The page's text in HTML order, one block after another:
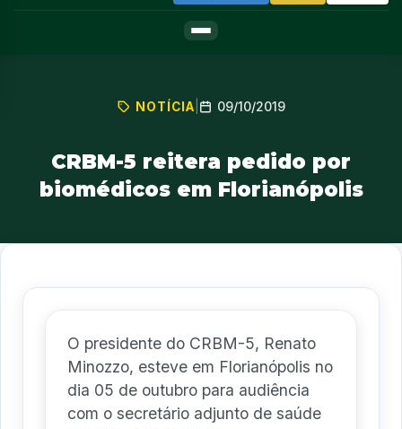
NOTÍCIA 09/10/2019
CRBM-5 reitera pedido por
biomédicos em Florianópolis
O presidente do CRBM-5, Renato
Minozzo, esteve em Florianópolis no
dia 05 de outubro para audiência
com o secretário adjunto de saúde